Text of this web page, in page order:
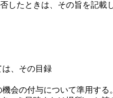
したときは、その旨を記載
、その目録
会の付与について準用する。